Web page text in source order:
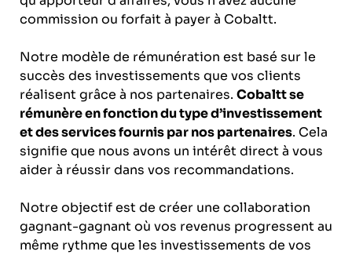
commission ou forfait à payer à Cobaltt.
Notre modèle de rémunération est basé sur le
succès des investissements que vos clients
réalisent grâce à nos partenaires. Cobaltt se
rémunère en fonction du type d’investissement
et des services fournis par nos partenaires. Cela
signifie que nous avons un intérêt direct à vous
aider à réussir dans vos recommandations.
Notre objectif est de créer une collaboration
gagnant-gagnant où vos revenus progressent au
même rythme que les investissements de vos